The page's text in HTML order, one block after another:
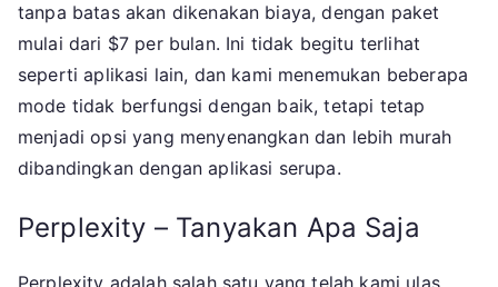
tanpa batas akan dikenakan biaya, dengan paket
mulai dari $7 per bulan. Ini tidak begitu terlihat
seperti aplikasi lain, dan kami menemukan beberapa
mode tidak berfungsi dengan baik, tetapi tetap
menjadi opsi yang menyenangkan dan lebih murah
dibandingkan dengan aplikasi serupa.
Perplexity – Tanyakan Apa Saja